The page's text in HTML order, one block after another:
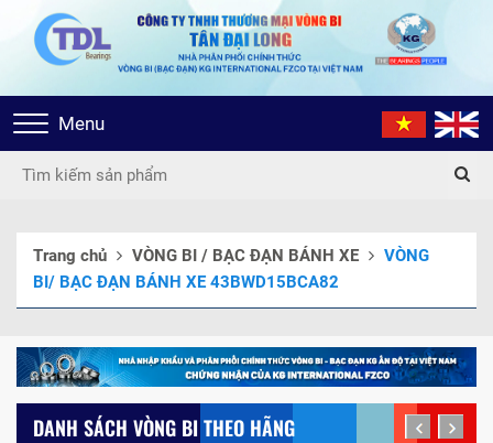
Toggle
navigation
Menu
Trang chủ VÒNG BI / BẠC ĐẠN BÁNH XE
VÒNG
BI/ BẠC ĐẠN BÁNH XE 43BWD15BCA82
DANH SÁCH VÒNG BI THEO HÃNG prev next